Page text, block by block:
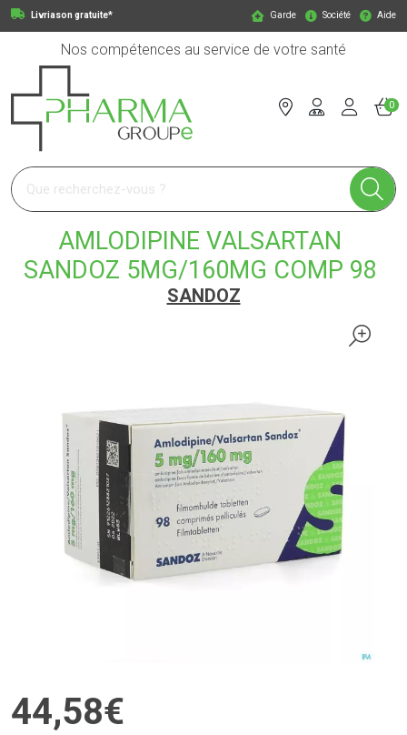
Livriason gratuite* Garde Société Aide
Nos compétences au service de votre santé
Pharmagroupe Votre pharmacie en ligne à votre service
0
AMLODIPINE VALSARTAN
SANDOZ 5MG/160MG COMP 98
SANDOZ
44,58€